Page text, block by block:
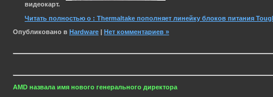
видеокарт.
Читать полностью о : Thermaltake пополняет линейку блоков питания
Опубликовано в Hardware Нет комментариев »
AMD назвала имя нового генерального директора